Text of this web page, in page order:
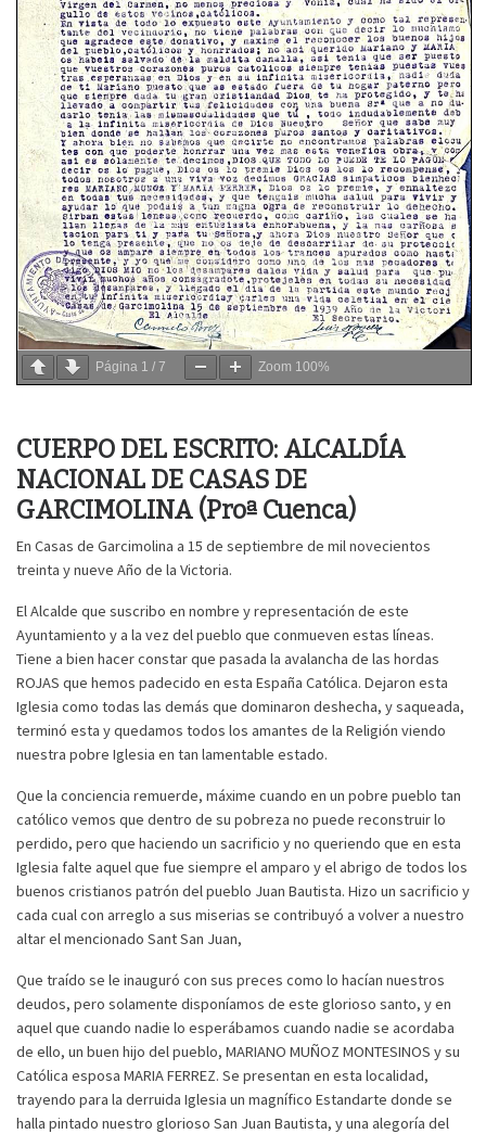
Página 1 / 7 Zoom 100%
CUERPO DEL ESCRITO: ALCALDÍA
NACIONAL DE CASAS DE
GARCIMOLINA (Proª Cuenca)
En Casas de Garcimolina a 15 de septiembre de mil novecientos
treinta y nueve Año de la Victoria.
El Alcalde que suscribo en nombre y representación de este
Ayuntamiento y a la vez del pueblo que conmueven estas líneas.
Tiene a bien hacer constar que pasada la avalancha de las hordas
ROJAS que hemos padecido en esta España Católica. Dejaron esta
Iglesia como todas las demás que dominaron deshecha, y saqueada,
terminó esta y quedamos todos los amantes de la Religión viendo
nuestra pobre Iglesia en tan lamentable estado.
Que la conciencia remuerde, máxime cuando en un pobre pueblo tan
católico vemos que dentro de su pobreza no puede reconstruir lo
perdido, pero que haciendo un sacrificio y no queriendo que en esta
Iglesia falte aquel que fue siempre el amparo y el abrigo de todos los
buenos cristianos patrón del pueblo Juan Bautista. Hizo un sacrificio y
cada cual con arreglo a sus miserias se contribuyó a volver a nuestro
altar el mencionado Sant San Juan,
Que traído se le inauguró con sus preces como lo hacían nuestros
deudos, pero solamente disponíamos de este glorioso santo, y en
aquel que cuando nadie lo esperábamos cuando nadie se acordaba
de ello, un buen hijo del pueblo, MARIANO MUÑOZ MONTESINOS y su
Católica esposa MARIA FERREZ. Se presentan en esta localidad,
trayendo para la derruida Iglesia un magnífico Estandarte donde se
halla pintado nuestro glorioso San Juan Bautista, y una alegoría del